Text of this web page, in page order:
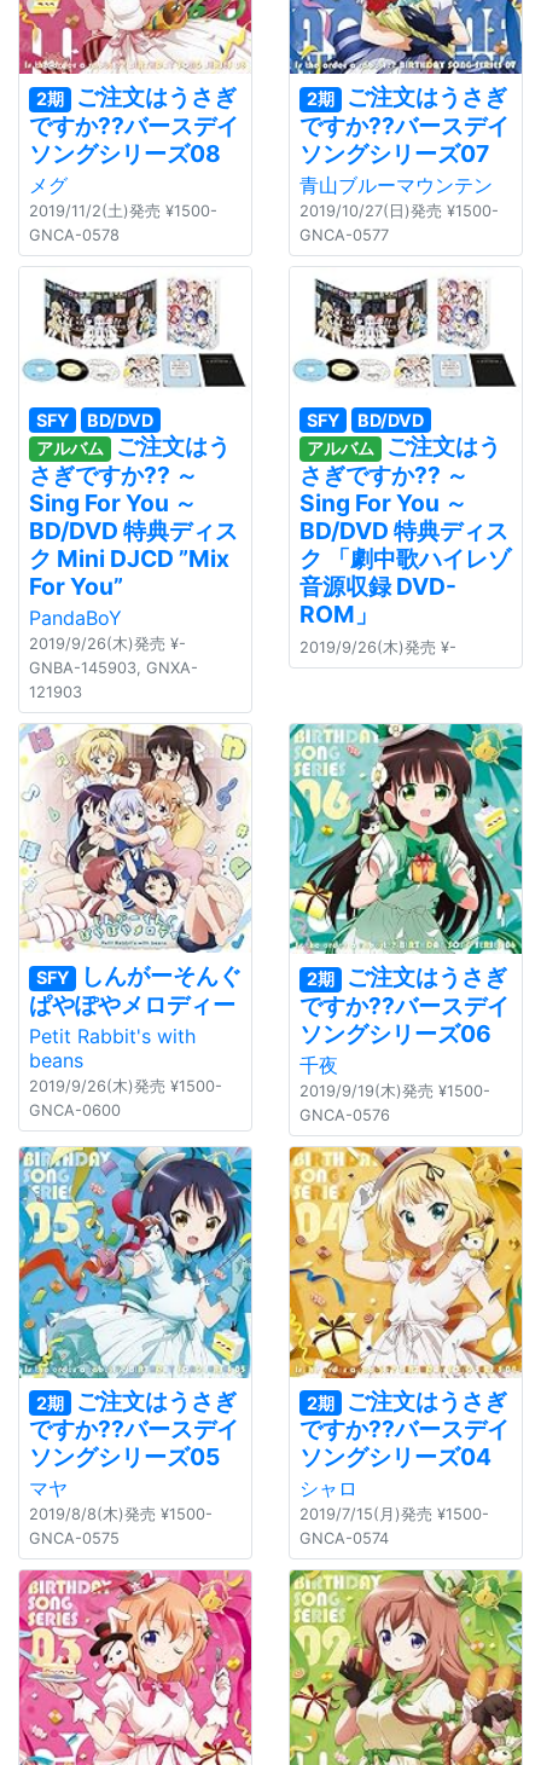
2期 ご注文はうさぎ
ですか??バースデイ
ソングシリーズ08
メグ
2019/11/2(土)発売 ¥1500-
GNCA-0578
2期 ご注文はうさぎ
ですか??バースデイ
ソングシリーズ07
青山ブルーマウンテン
2019/10/27(日)発売 ¥1500-
GNCA-0577
SFY
BD/DVD
アルバム ご注文はう
さぎですか?? ～
Sing For You ～
BD/DVD 特典ディス
ク Mini DJCD ”Mix
For You”
PandaBoY
2019/9/26(木)発売 ¥-
GNBA-145903, GNXA-
121903
SFY
BD/DVD
アルバム ご注文はう
さぎですか?? ～
Sing For You ～
BD/DVD 特典ディス
ク 「劇中歌ハイレゾ
音源収録 DVD-
ROM」
2019/9/26(木)発売 ¥-
SFY しんがーそんぐ
ぱやぽやメロディー
Petit Rabbit's with
beans
2019/9/26(木)発売 ¥1500-
GNCA-0600
2期 ご注文はうさぎ
ですか??バースデイ
ソングシリーズ06
千夜
2019/9/19(木)発売 ¥1500-
GNCA-0576
2期 ご注文はうさぎ
ですか??バースデイ
ソングシリーズ05
マヤ
2019/8/8(木)発売 ¥1500-
GNCA-0575
2期 ご注文はうさぎ
ですか??バースデイ
ソングシリーズ04
シャロ
2019/7/15(月)発売 ¥1500-
GNCA-0574